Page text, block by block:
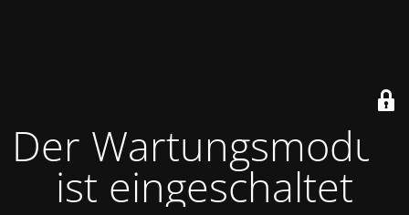
Der Wartungsmodus
ist eingeschaltet